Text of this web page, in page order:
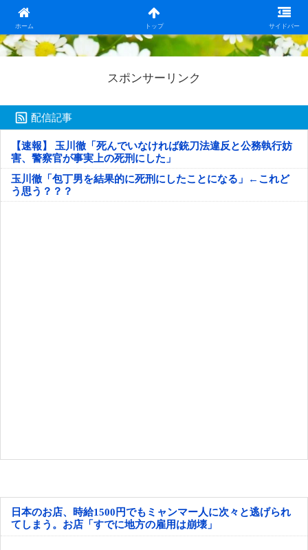
ホーム トップ サイドバー
日本第一！ニュース録
スポンサーリンク
配信記事
【速報】 玉川徹「死んでいなければ銃刀法違反と公務執行妨
害、警察官が事実上の死刑にした」
玉川徹「包丁男を結果的に死刑にしたことになる」←これど
う思う？？？
日本のお店、時給1500円でもミャンマー人に次々と逃げられ
てしまう。お店「すでに地方の雇用は崩壊」